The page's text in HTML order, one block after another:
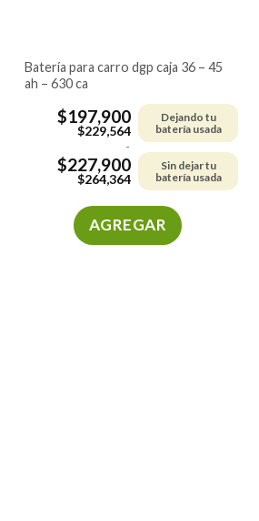
batería para carro dgp caja 36 – 45
ah – 630 ca
$197,900
$229,564
Dejando tu
batería usada
-
$227,900
$264,364
Sin dejar tu
batería usada
AGREGAR